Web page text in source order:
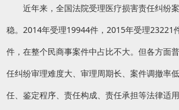
近年来，全国法院受理医疗损害责任纠纷
稳。2014年受理19944件，2015年受理23221
件，在整个民商事案件中占比不大。但各方面
任纠纷审理难度大、审理周期长、案件调撤率
任、鉴定程序、责任构成、责任承担等法律适